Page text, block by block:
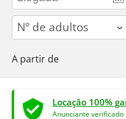
adults
A partir de
Locação 100%
Anunciante